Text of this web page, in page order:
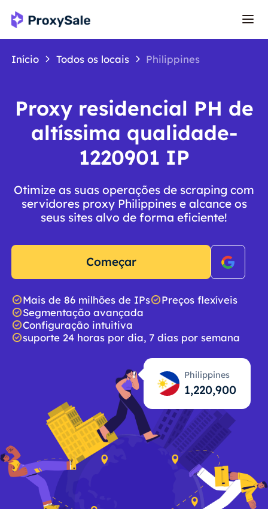
Início Todos os locais Philippines
Proxy residencial PH de
altíssima qualidade-
1220901 IP
Otimize as suas operações de scraping com
servidores proxy Philippines e alcance os
seus sites alvo de forma eficiente!
Começar
Mais de 86 milhões de IPs
Preços flexíveis
Segmentação avançada
Configuração intuitiva
suporte 24 horas por dia, 7 dias por semana
Philippines
1,220,901